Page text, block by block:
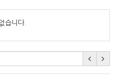
습니다.